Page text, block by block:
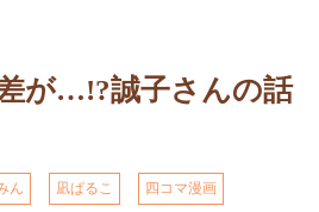
が…!?誠子さんの話
ん 凪ぱるこ 四コマ漫画